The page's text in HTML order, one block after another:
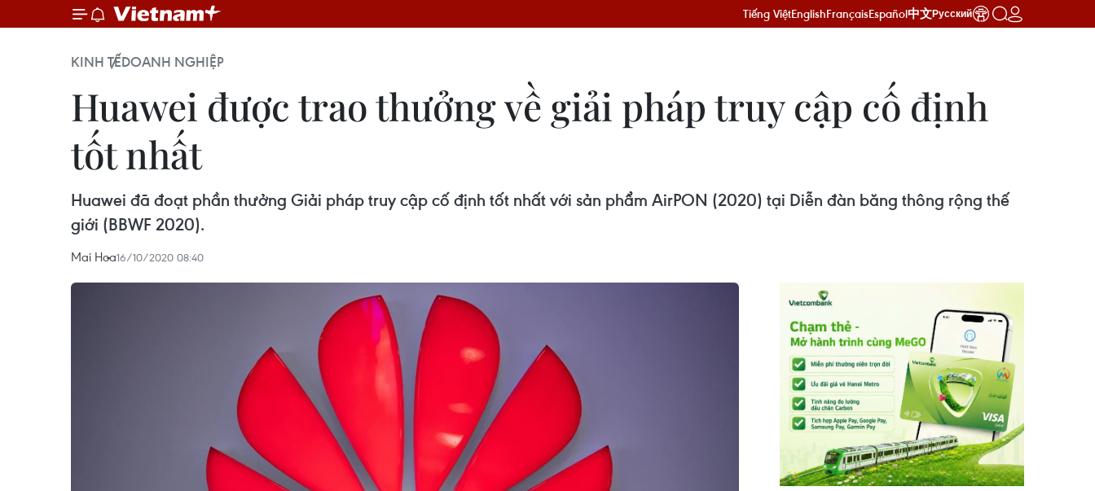
Tiếng ViệtEnglishFrançaisEspañol中文Русский
KINH TẾDOANH NGHIỆP
Huawei được trao thưởng về giải pháp truy cập cố định
tốt nhất
Huawei đã đoạt phần thưởng Giải pháp truy cập cố định tốt nhất với sản phẩm AirPON (2020) tại Diễn đàn băng thông rộng thế
giới (BBWF 2020).
Mai Hoa16/10/2020 08:40